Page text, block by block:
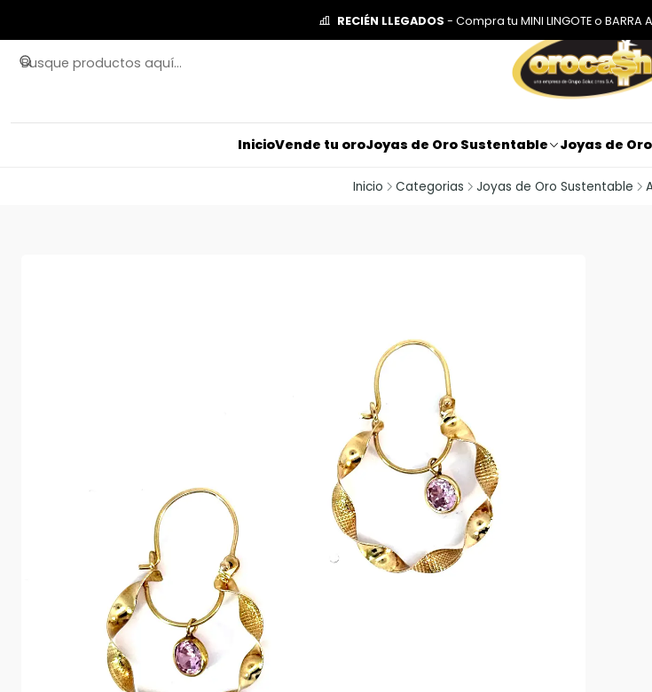
InicioVende tu oroJoyas de Oro Sustentable Joyas de
RECIÉN LLEGADOS - Compra tu MINI LINGOTE o BARRA
Inicio Categorias Joyas de Oro Sustentable